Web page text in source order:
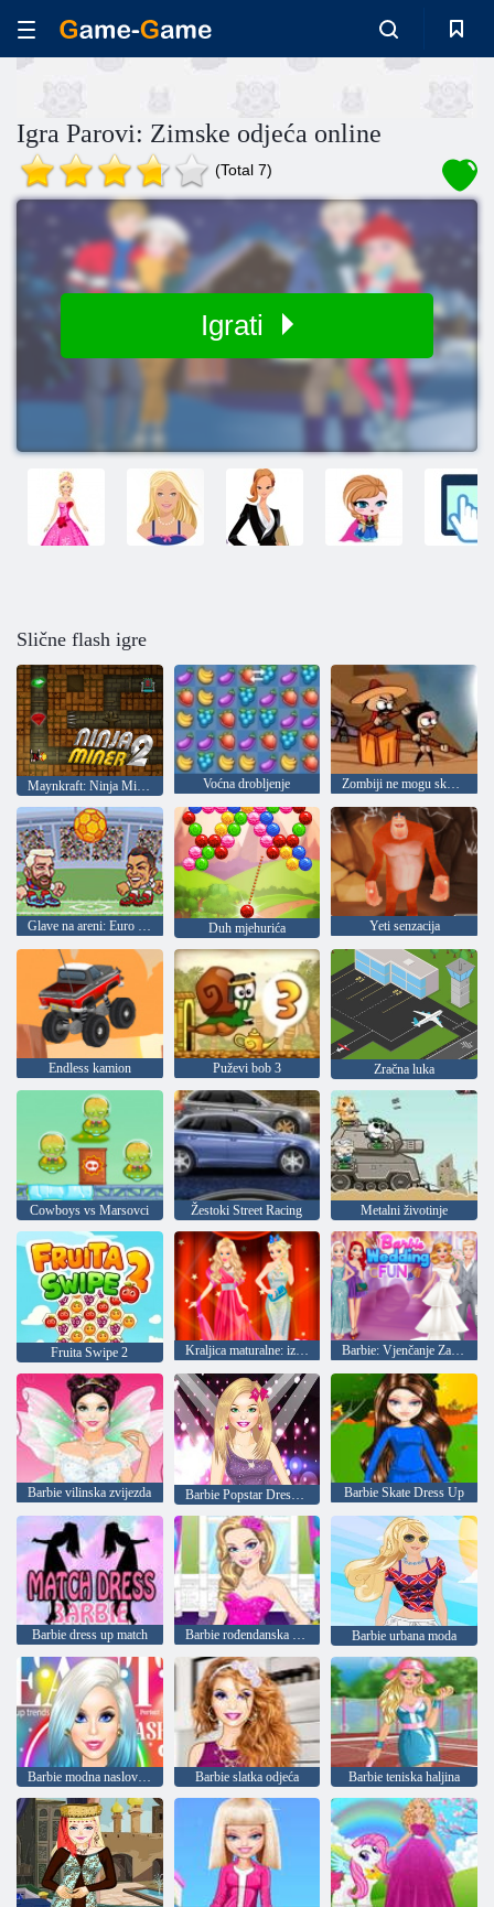
Igra Parovi: Zimske odjeća online
(Total 7)
Igrati
Slične flash igre
Maynkraft: Ninja Miner 2 Voćna drobljenje Zombiji ne mogu skočiti
Glave na areni: Euro nogomet Duh mjehurića Yeti senzacija
Endless kamion Puževi bob 3 Zračna luka
Cowboys vs Marsovci Žestoki Street Racing Metalni životinje
Fruita Swipe 2 Kraljica maturalne: izazov Barbie: Vjenčanje Zabava
Barbie vilinska zvijezda Barbie Popstar Dress Up Barbie Skate Dress Up
Barbie dress up match Barbie rođendanska odjeća Barbie urbana moda
Barbie modna naslovnica Barbie slatka odjeća Barbie teniska haljina